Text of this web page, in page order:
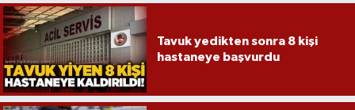
Tavuk yedikten sonra 8 kişi
hastaneye başvurdu